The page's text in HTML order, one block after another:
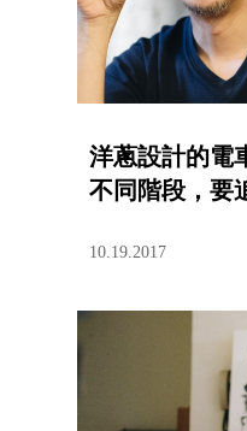
洋蔥設計的電
不同階段，要
10.19.2017